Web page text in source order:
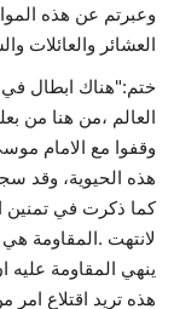
وعبرتم عن هذه
العشائر والعائلات
ختم:"هناك ابطال في
العالم ،من هنا من
وقفوا مع الامام
هذه الحيوية، وقد
كما ذكرت في تمنين
لانتهت .المقاومة
ينهي المقاومة عليه
هذه تريد اقتلاع